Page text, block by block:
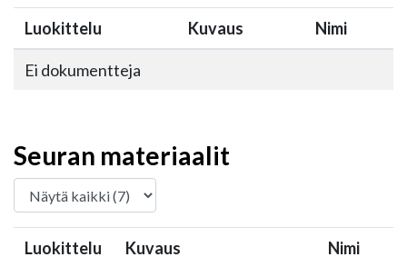
Luokittelu Kuvaus Nimi
Ei dokumentteja
Seuran materiaalit
Luokittelu Kuvaus Nimi